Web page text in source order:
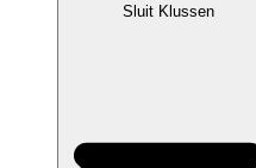
Sluit Klussen